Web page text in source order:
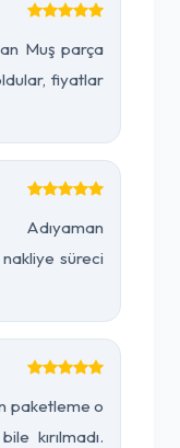
Muş parça
fiyatlar
Adıyaman
süreci
paketleme o
kırılmadı.